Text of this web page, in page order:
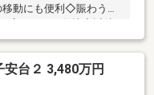
動にも便利◇賑わう大
が点在◇建物は生活動線
彩を添える和室◇天窓
お住まいです*家具小物
の写真にAI加工・修正
台２ 3,480万円